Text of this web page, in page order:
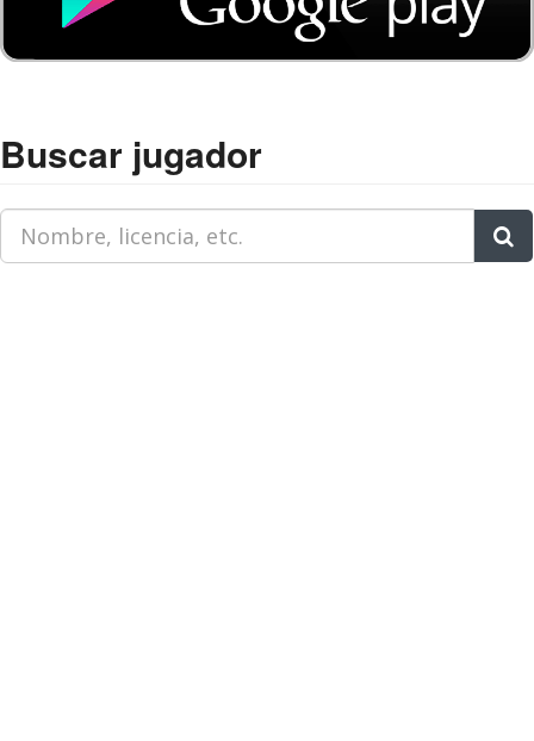
Buscar jugador